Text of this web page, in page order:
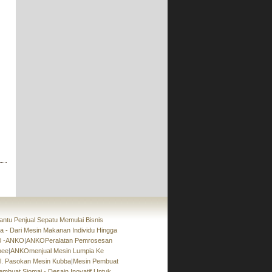
Penjual Sepatu Memulai Bisnis
- Dari Mesin Makanan Individu Hingga
-ANKO|ANKOPeralatan Pemrosesan
|ANKOmenjual Mesin Lumpia Ke
Pasokan Mesin Kubba|Mesin Pembuat